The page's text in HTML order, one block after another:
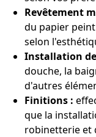
Revêtement
du papier
selon
Installation
douche, la
d'autres
Finitions :
que la
robinetterie et